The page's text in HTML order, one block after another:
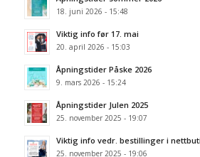
18. juni 2026 - 15:48
Viktig info før 17. mai
20. april 2026 - 15:03
Åpningstider Påske 2026
9. mars 2026 - 15:24
Åpningstider Julen 2025
25. november 2025 - 19:07
Viktig info vedr. bestillinger i
25. november 2025 - 19:06